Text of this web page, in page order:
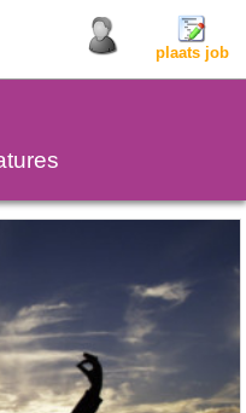
plaats job